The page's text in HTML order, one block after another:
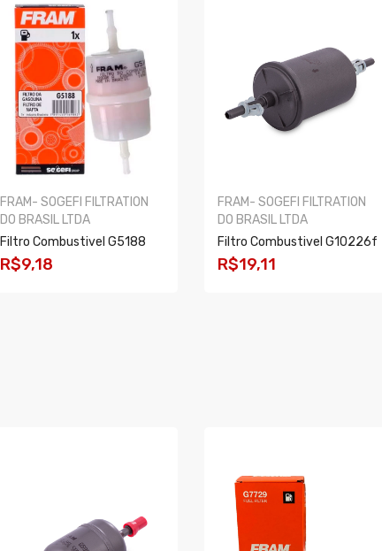
FRAM- SOGEFI FILTRATION
DO BRASIL LTDA
Filtro Combustivel G5188
R$9,18
FRAM- SOGEFI FILTRATION
DO BRASIL LTDA
Filtro Combustivel G10226f
R$19,11